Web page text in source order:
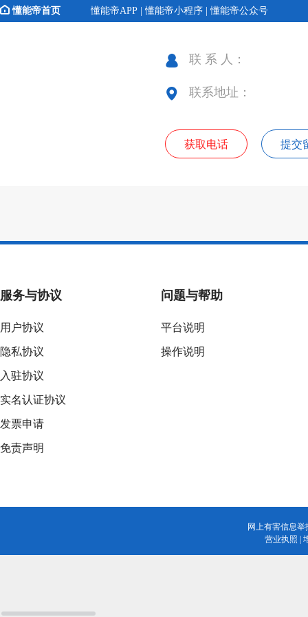
懂能帝首页 懂能帝APP | 懂能帝小程序 | 懂能帝公众号
联 系 人：
联系地址：
获取电话 提交
服务与协议
用户协议
隐私协议
入驻协议
实名认证协议
发票申请
免责声明
问题与帮助
平台说明
操作说明
网上有害信息
营业执照